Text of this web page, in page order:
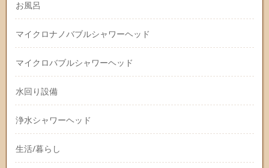
お風呂
マイクロナノバブルシャワーヘッド
マイクロバブルシャワーヘッド
水回り設備
浄水シャワーヘッド
生活/暮らし